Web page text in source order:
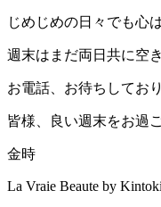
じめじめの日々でも心
週末はまだ両日共に空
お電話、お待ちしてお
皆様、良い週末をお過
金時
La Vraie Beaute by Kintoki